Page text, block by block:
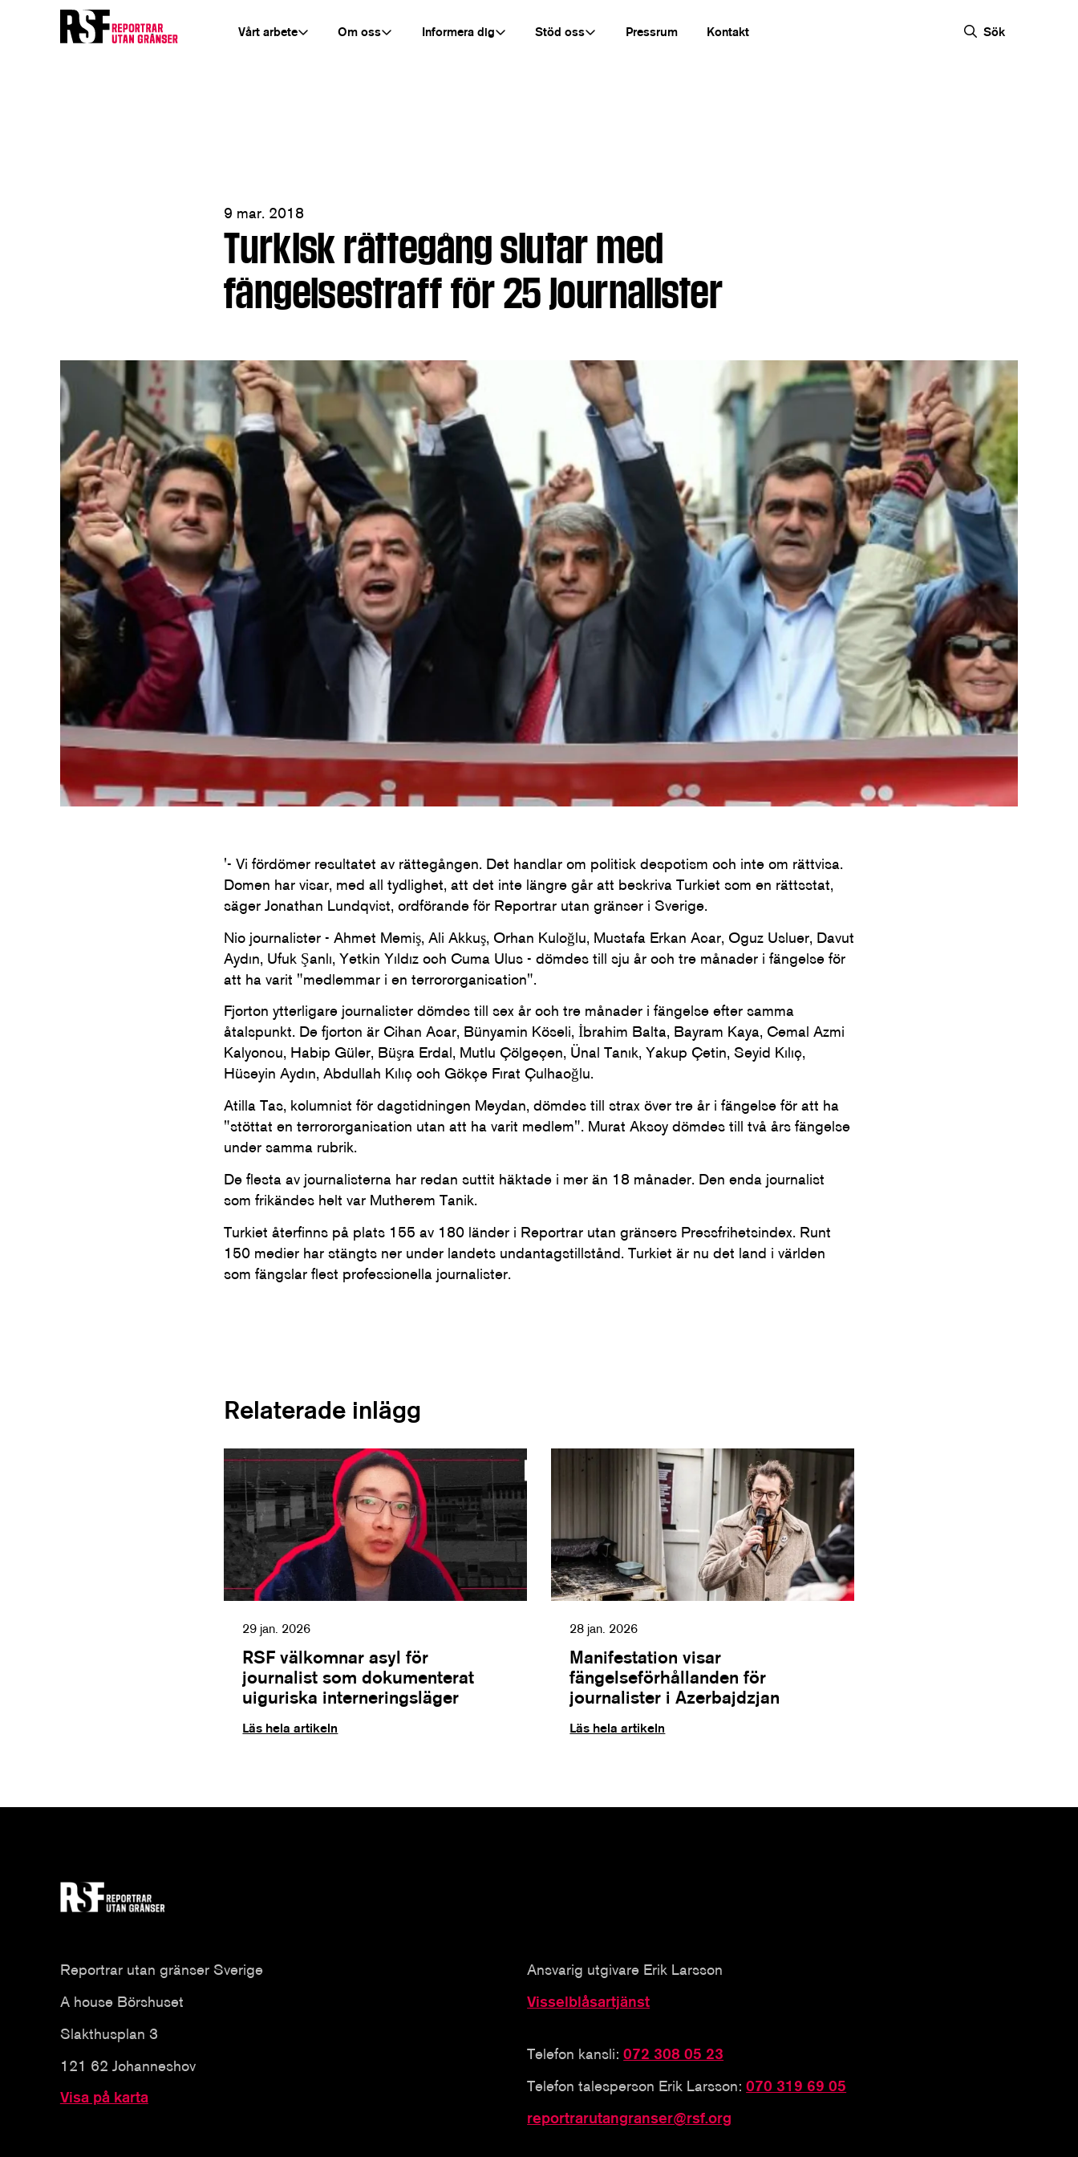
Vårt arbete Om oss Informera dig Stöd oss Pressrum Kontakt Sök
9 mar. 2018
Turkisk rättegång slutar med
fängelsestraff för 25 journalister
'- Vi fördömer resultatet av rättegången. Det handlar om politisk despotism och inte om rättvisa.
Domen har visar, med all tydlighet, att det inte längre går att beskriva Turkiet som en rättsstat,
säger Jonathan Lundqvist, ordförande för Reportrar utan gränser i Sverige.
Nio journalister - Ahmet Memiş, Ali Akkuş, Orhan Kuloğlu, Mustafa Erkan Acar, Oguz Usluer, Davut
Aydın, Ufuk Şanlı, Yetkin Yıldız och Cuma Ulus - dömdes till sju år och tre månader i fängelse för
att ha varit "medlemmar i en terrororganisation".
Fjorton ytterligare journalister dömdes till sex år och tre månader i fängelse efter samma
åtalspunkt. De fjorton är Cihan Acar, Bünyamin Köseli, İbrahim Balta, Bayram Kaya, Cemal Azmi
Kalyoncu, Habip Güler, Büşra Erdal, Mutlu Çölgeçen, Ünal Tanık, Yakup Çetin, Seyid Kılıç,
Hüseyin Aydın, Abdullah Kılıç och Gökçe Fırat Çulhaoğlu.
Atilla Tas, kolumnist för dagstidningen Meydan, dömdes till strax över tre år i fängelse för att ha
"stöttat en terrororganisation utan att ha varit medlem". Murat Aksoy dömdes till två års fängelse
under samma rubrik.
De flesta av journalisterna har redan suttit häktade i mer än 18 månader. Den enda journalist
som frikändes helt var Mutherem Tanik.
Turkiet återfinns på plats 155 av 180 länder i Reportrar utan gränsers Pressfrihetsindex. Runt
150 medier har stängts ner under landets undantagstillstånd. Turkiet är nu det land i världen
som fängslar flest professionella journalister.
Relaterade inlägg
29 jan. 2026
RSF välkomnar asyl för
journalist som dokumenterat
uiguriska interneringsläger
Läs hela artikeln
28 jan. 2026
Manifestation visar
fängelseförhållanden för
journalister i Azerbajdzjan
Läs hela artikeln
Reportrar utan gränser Sverige
A house Börshuset
Slakthusplan 3
121 62 Johanneshov
Visa på karta
Ansvarig utgivare Erik Larsson
Visselblåsartjänst
Telefon kansli:072 308 05 23
Telefon talesperson Erik Larsson:070 319 69 05
reportrarutangranser@rsf.org